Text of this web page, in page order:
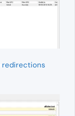
redirections